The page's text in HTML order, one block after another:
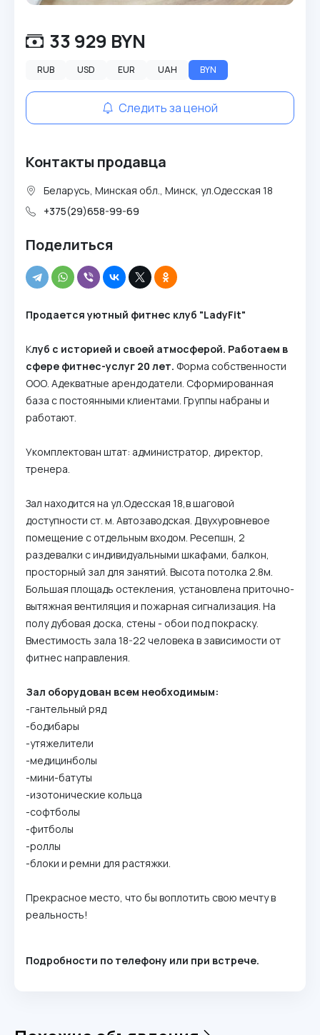
33 929 BYN
RUB USD EUR UAH BYN
Следить за ценой
Контакты продавца
Беларусь, Минская обл., Минск, ул.Одесская 18
+375(29)658-99-69
Поделиться
Продается уютный фитнес клуб "LadyFit"
Клуб с историей и своей атмосферой. Работаем в
сфере фитнес-услуг 20 лет. Форма собственности
ООО. Адекватные арендодатели. Сформированная
база с постоянными клиентами. Группы набраны и
работают.
Укомплектован штат: администратор, директор,
тренера.
Зал находится на ул.Одесская 18,в шаговой
доступности ст. м. Автозаводская. Двухуровневое
помещение с отдельным входом. Ресепшн, 2
раздевалки с индивидуальными шкафами, балкон,
просторный зал для занятий. Высота потолка 2.8м.
Большая площадь остекления, установлена приточно-
вытяжная вентиляция и пожарная сигнализация. На
полу дубовая доска, стены - обои под покраску.
Вместимость зала 18-22 человека в зависимости от
фитнес направления.
Зал оборудован всем необходимым:
-гантельный ряд
-бодибары
-утяжелители
-медицинболы
-мини-батуты
-изотонические кольца
-софтболы
-фитболы
-роллы
-блоки и ремни для растяжки.
Прекрасное место, что бы воплотить свою мечту в
реальность!
Подробности по телефону или при встрече.